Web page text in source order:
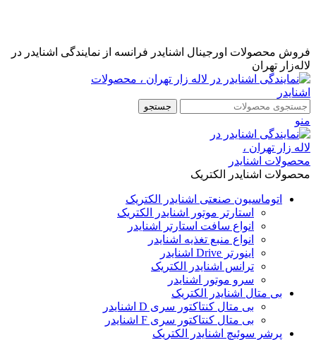
فروش محصولات اورجینال اشنایدر فرانسه از نمایندگی اشنایدر در
لاله‌زار تهران
جستجو
منو
محصولات اشنایدر الکتریک
اتوماسیون صنعتی اشنایدر الکتریک
استارتر موتور اشنایدر الکتریک
انواع سافت استارتر اشنایدر
انواع منبع تغذیه اشنایدر
اینورتر Drive اشنایدر
ترانس اشنایدر الکتریک
سرو موتور اشنایدر
بی متال اشنایدر الکتریک
بی متال کنتاکتور سری D اشنایدر
بی متال کنتاکتور سری F اشنایدر
پرشر سوئیچ اشنایدر الکتریک